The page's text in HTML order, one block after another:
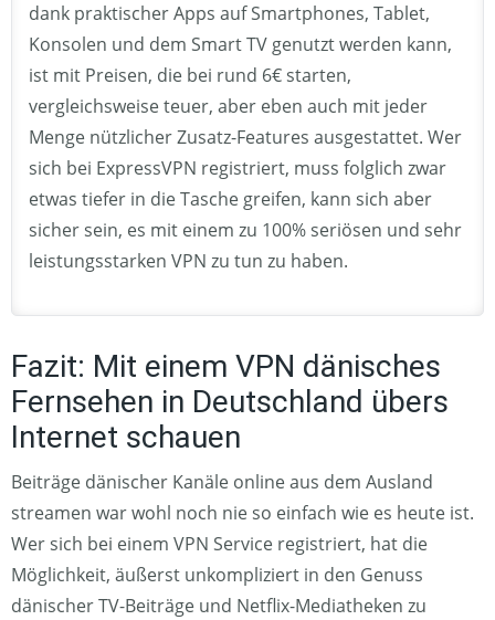
dank praktischer Apps auf Smartphones, Tablet,
Konsolen und dem Smart TV genutzt werden kann,
ist mit Preisen, die bei rund 6€ starten,
vergleichsweise teuer, aber eben auch mit jeder
Menge nützlicher Zusatz-Features ausgestattet. Wer
sich bei ExpressVPN registriert, muss folglich zwar
etwas tiefer in die Tasche greifen, kann sich aber
sicher sein, es mit einem zu 100% seriösen und sehr
leistungsstarken VPN zu tun zu haben.
Fazit: Mit einem VPN dänisches
Fernsehen in Deutschland übers
Internet schauen
Beiträge dänischer Kanäle online aus dem Ausland
streamen war wohl noch nie so einfach wie es heute ist.
Wer sich bei einem VPN Service registriert, hat die
Möglichkeit, äußerst unkompliziert in den Genuss
dänischer TV-Beiträge und Netflix-Mediatheken zu